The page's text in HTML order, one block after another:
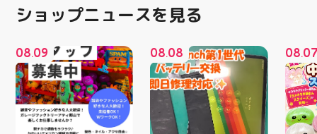
ショップニュースを見る
08.09 08.08 08.